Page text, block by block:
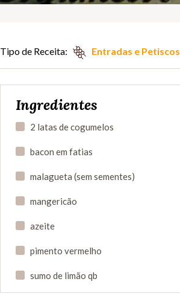
Tipo de Receita: Entradas e Petiscos
Ingredientes
2 latas de cogumelos
bacon em fatias
malagueta (sem sementes)
mangericão
azeite
pimento vermelho
sumo de limão qb